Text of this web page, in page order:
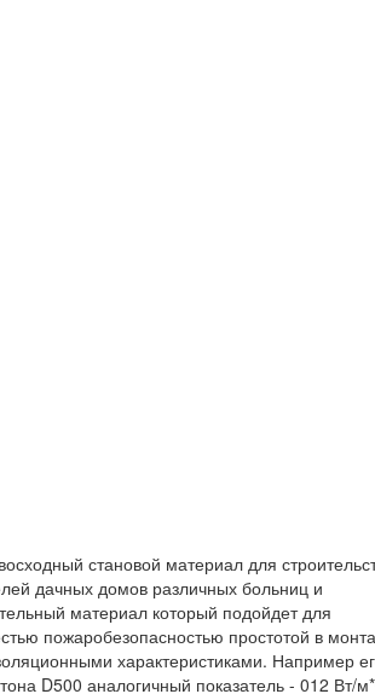
становой материал для
дачных домов различных больниц и
материал который подойдет для
пожаробезопасностью простотой в
характеристиками. Например
D500 аналогичный показатель - 012 Вт/